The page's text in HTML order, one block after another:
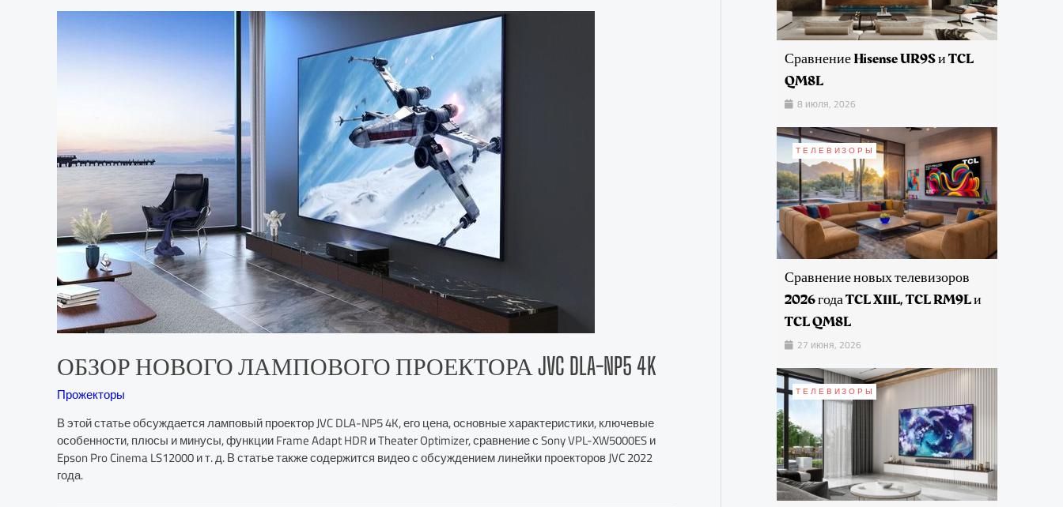
ОБЗОР НОВОГО ЛАМПОВОГО ПРОЕКТОРА JVC DLA-NP5 4K
Прожекторы
В этой статье обсуждается ламповый проектор JVC DLA-NP5 4K, его цена, основные характеристики, ключевые
особенности, плюсы и минусы, функции Frame Adapt HDR и Theater Optimizer, сравнение с Sony VPL-XW5000ES и
Epson Pro Cinema LS12000 и т. д. В статье также содержится видео с обсуждением линейки проекторов JVC 2022
года.
Сравнение Hisense UR9S и TCL
QM8L
8 июля, 2026
ТЕЛЕВИЗОРЫ
Сравнение новых телевизоров
2026 года TCL X11L, TCL RM9L и
TCL QM8L
27 июня, 2026
ТЕЛЕВИЗОРЫ